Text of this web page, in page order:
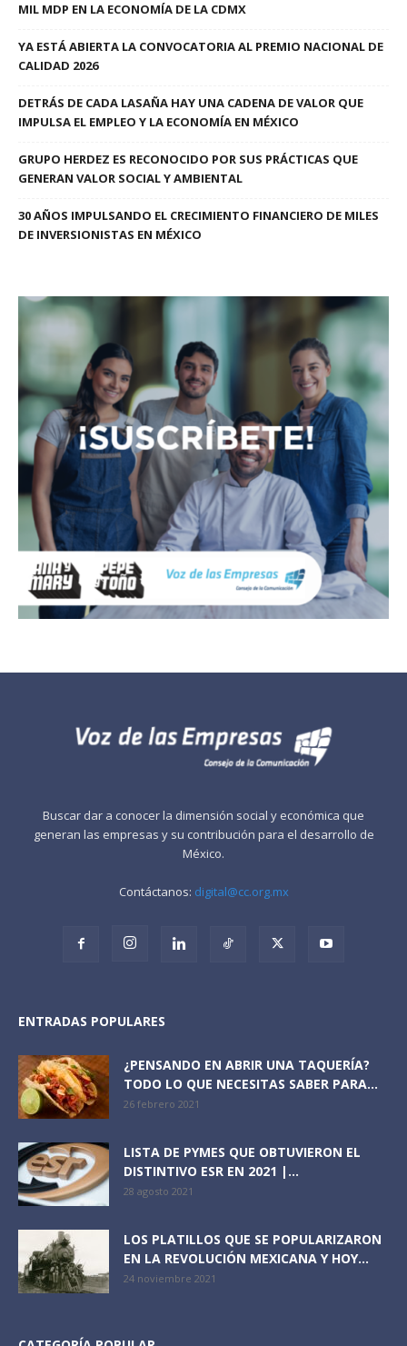
MIL MDP EN LA ECONOMÍA DE LA CDMX
YA ESTÁ ABIERTA LA CONVOCATORIA AL PREMIO NACIONAL DE
CALIDAD 2026
DETRÁS DE CADA LASAÑA HAY UNA CADENA DE VALOR QUE
IMPULSA EL EMPLEO Y LA ECONOMÍA EN MÉXICO
GRUPO HERDEZ ES RECONOCIDO POR SUS PRÁCTICAS QUE
GENERAN VALOR SOCIAL Y AMBIENTAL
30 AÑOS IMPULSANDO EL CRECIMIENTO FINANCIERO DE MILES
DE INVERSIONISTAS EN MÉXICO
Buscar dar a conocer la dimensión social y económica que
generan las empresas y su contribución para el desarrollo de
México.
Contáctanos: digital@cc.org.mx
ENTRADAS POPULARES
¿PENSANDO EN ABRIR UNA TAQUERÍA?
TODO LO QUE NECESITAS SABER PARA...
26 febrero 2021
LISTA DE PYMES QUE OBTUVIERON EL
DISTINTIVO ESR EN 2021 |...
28 agosto 2021
LOS PLATILLOS QUE SE POPULARIZARON
EN LA REVOLUCIÓN MEXICANA Y HOY...
24 noviembre 2021